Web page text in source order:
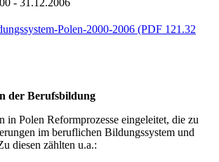
Polen-2000-2006 (PDF 121.32
der Berufsbildung
in Polen Reformprozesse eingeleitet, die zu
im beruflichen Bildungssystem und
diesen zählten u.a.: